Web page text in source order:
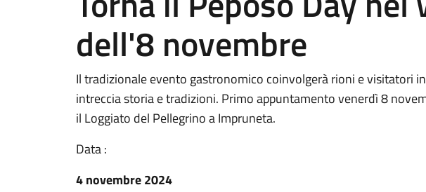
dell'8 novembre
Il tradizionale evento gastronomico coinvolgerà rioni e visitatori
intreccia storia e tradizioni. Primo appuntamento venerdì 8
il Loggiato del Pellegrino a Impruneta.
Data :
4 novembre 2024